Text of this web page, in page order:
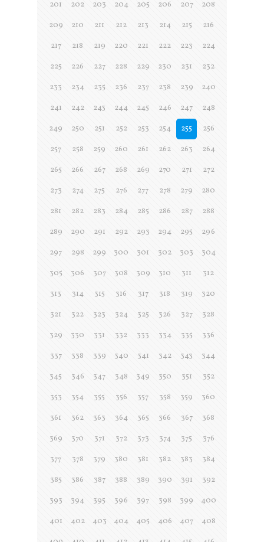
201 202 203 204 205 206 207
208
209
210 211 212 213 214 215
216
217
218 219 220 221 222 223
224
225
226 227 228 229 230 231
232
233
234 235 236 237 238 239
240
241
242 243 244 245 246 247
248
249
250 251 252 253 254 255
256
257
258 259 260 261 262 263
264
265
266 267 268 269 270 271
272
273
274 275 276 277 278 279
280
281
282 283 284 285 286 287
288
289
290 291 292 293 294 295
296
297
298 299 300 301 302 303
304
305
306 307 308 309 310 311
312
313
314 315 316 317 318 319
320
321
322 323 324 325 326 327
328
329
330 331 332 333 334 335
336
337
338 339 340 341 342 343
344
345
346 347 348 349 350 351
352
353
354 355 356 357 358 359
360
361
362 363 364 365 366 367
368
369
370 371 372 373 374 375
376
377
378 379 380 381 382 383
384
385
386 387 388 389 390 391
392
393
394 395 396 397 398 399
400
401
402 403 404 405 406 407
408